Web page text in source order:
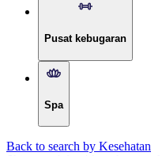
Pusat kebugaran
Spa
Back to search by Kesehatan